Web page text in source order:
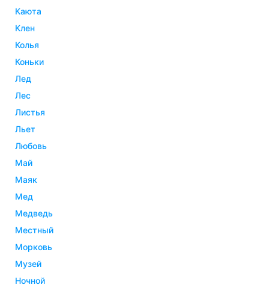
каюта
клен
колья
коньки
лед
лес
листья
льет
любовь
май
маяк
мед
медведь
местный
морковь
музей
ночной